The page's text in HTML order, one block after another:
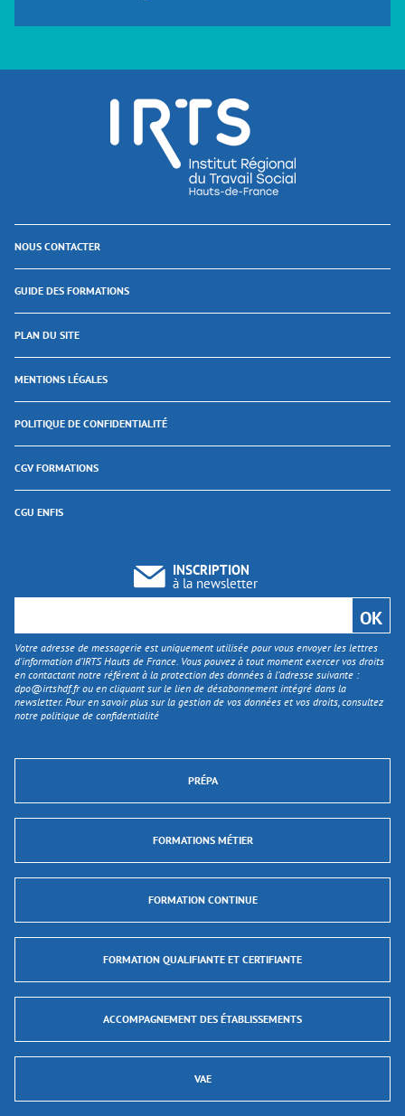
NOUS CONTACTER
GUIDE DES FORMATIONS
PLAN DU SITE
MENTIONS LÉGALES
POLITIQUE DE CONFIDENTIALITÉ
CGV FORMATIONS
CGU ENFIS
INSCRIPTION
à la newsletter
Votre adresse de messagerie est uniquement utilisée pour vous envoyer les lettres
d'information d’IRTS Hauts de France. Vous pouvez à tout moment exercer vos droits
en contactant notre référent à la protection des données à l’adresse suivante :
dpo@irtshdf.frou en cliquant sur le lien de désabonnement intégré dans la
newsletter. Pour en savoir plus sur la gestion de vos données et vos droits, consultez
notre politique de confidentialité
PRÉPA
FORMATIONS MÉTIER
FORMATION CONTINUE
FORMATION QUALIFIANTE ET CERTIFIANTE
ACCOMPAGNEMENT DES ÉTABLISSEMENTS
VAE